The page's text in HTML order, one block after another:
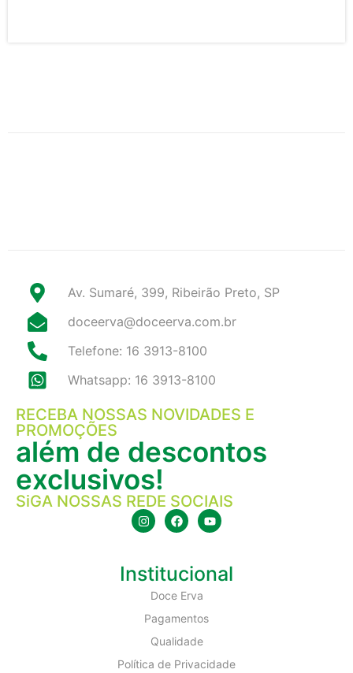
Av. Sumaré, 399, Ribeirão Preto, SP
doceerva@doceerva.com.br
Telefone: 16 3913-8100
Whatsapp: 16 3913-8100
RECEBA NOSSAS NOVIDADES E
PROMOÇÕES
além de descontos
exclusivos!
SiGA NOSSAS REDE SOCIAIS
Institucional
Doce Erva
Pagamentos
Qualidade
Política de Privacidade